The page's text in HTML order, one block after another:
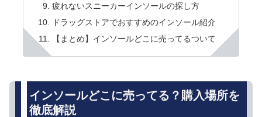
疲れないスニーカーインソールの探し方
ドラッグストアでおすすめのインソール紹介
【まとめ】インソールどこに売ってるついて
インソールどこに売ってる？購入場所を
徹底解説